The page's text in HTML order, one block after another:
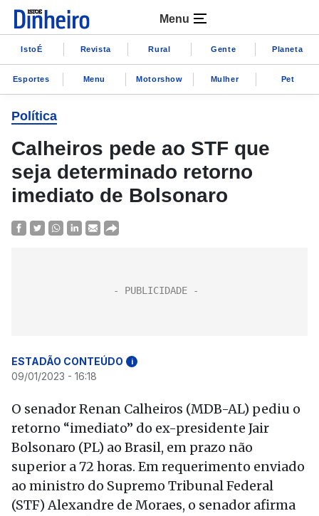
Menu
IstoÉ Revista Rural Gente Planeta
Esportes Menu Motorshow Mulher Pet
Política
Calheiros pede ao STF que
seja determinado retorno
imediato de Bolsonaro
ESTADÃO CONTEÚDO i
09/01/2023 - 16:18
O senador Renan Calheiros (MDB-AL) pediu o
retorno “imediato” do ex-presidente Jair
Bolsonaro (PL) ao Brasil, em prazo não
superior a 72 horas. Em requerimento enviado
ao ministro do Supremo Tribunal Federal
(STF) Alexandre de Moraes, o senador afirma